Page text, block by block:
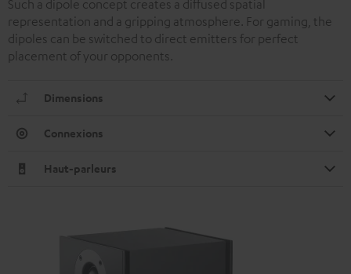
Such a dipole concept creates a diffused spatial
representation and a gripping atmosphere. For gaming, the
dipoles can be switched to direct emitters for perfect
placement of your opponents.
Dimensions
Connexions
Haut-parleurs